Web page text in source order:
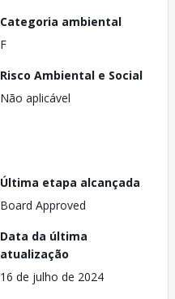
Categoria ambiental
F
Risco Ambiental e Social
Não aplicável
Última etapa alcançada
Board Approved
Data da última
atualização
16 de julho de 2024